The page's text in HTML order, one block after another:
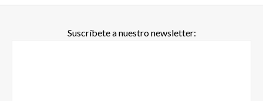
Suscríbete a nuestro newsletter: